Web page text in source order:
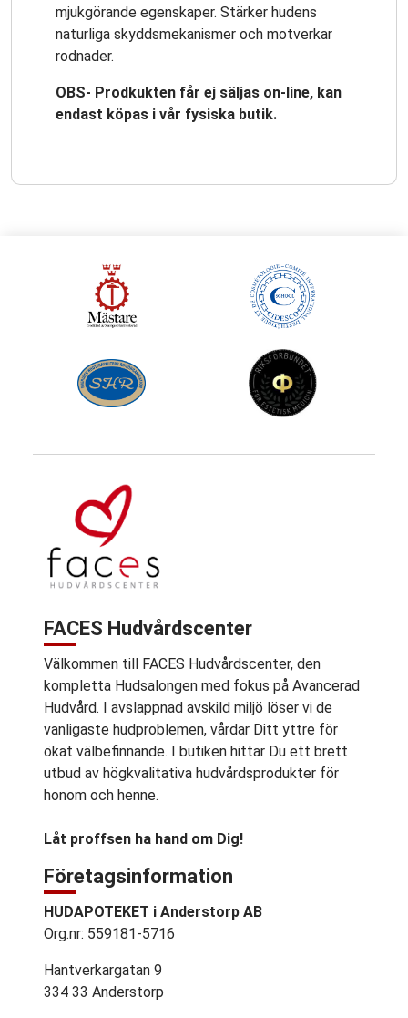
mjukgörande egenskaper. Stärker hudens
naturliga skyddsmekanismer och motverkar
rodnader.
OBS- Prodkukten får ej säljas on-line, kan
endast köpas i vår fysiska butik.
FACES Hudvårdscenter
Välkommen till FACES Hudvårdscenter, den
kompletta Hudsalongen med fokus på Avancerad
Hudvård. I avslappnad avskild miljö löser vi de
vanligaste hudproblemen, vårdar Ditt yttre för
ökat välbefinnande. I butiken hittar Du ett brett
utbud av högkvalitativa hudvårdsprodukter för
honom och henne.
Låt proffsen ha hand om Dig!
Företagsinformation
HUDAPOTEKET i Anderstorp AB
Org.nr: 559181-5716
Hantverkargatan 9
334 33 Anderstorp